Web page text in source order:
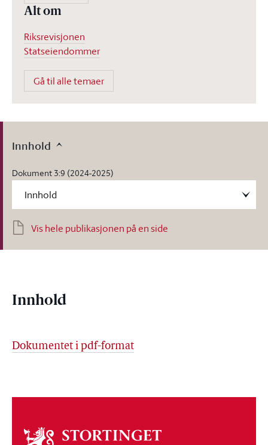
Alt om
Riksrevisjonen
Statseiendommer
Gå til alle temaer
Innhold
Dokument 3:9 (2024-2025)
Vis hele publikasjonen på en side
Innhold
Dokumentet i pdf-format
Om